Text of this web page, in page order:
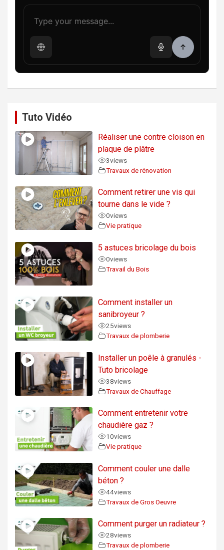
Tuto Vidéo
Réaliser une contre cloison en
plaque de plâtre
3views
Travaux de rénovation
Comment retirer une vis qui
tourne dans le vide ?
0views
Vie pratique
5 astuces bricolage du bois
0views
Travail du Bois
Comment installer un
sanibroyeur ?
25views
Travaux de plomberie
Installer un poêle à granulés -
Tuto bricolage
38views
Travaux de Chauffage
Comment entretenir votre
chaudière gaz ?
10views
Vie pratique
Comment couler une dalle
béton ?
44views
Travaux de Gros Oeuvre
Comment purger un radiateur ?
28views
Travaux de plomberie